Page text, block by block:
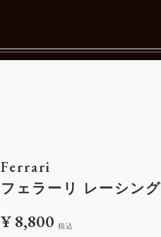
Ferrari
フェラーリ レーシン
¥8,800 税込